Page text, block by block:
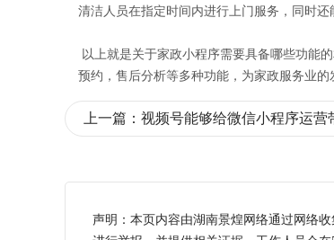
清洁人员在指定时间内进行上门服务，同时还
以上就是关于家政小程序需要具备哪些功能
预约，售后分析等多种功能，为家政服务业的
上一篇： 视频号能够给微信小程序运营
声明：本页内容由湖南景煌网络通过网络